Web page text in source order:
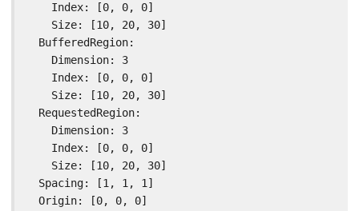
    Index: [0, 0, 0]
    Size: [10, 20, 30]
  BufferedRegion:
    Dimension: 3
    Index: [0, 0, 0]
    Size: [10, 20, 30]
  RequestedRegion:
    Dimension: 3
    Index: [0, 0, 0]
    Size: [10, 20, 30]
  Spacing: [1, 1, 1]
  Origin: [0, 0, 0]